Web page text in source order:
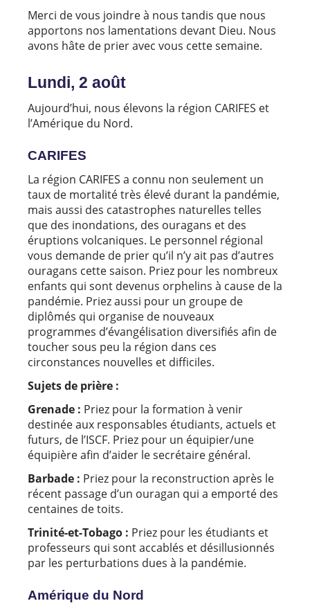
Merci de vous joindre à nous tandis que nous
apportons nos lamentations devant Dieu. Nous
avons hâte de prier avec vous cette semaine.
Lundi, 2 août
Aujourd’hui, nous élevons la région CARIFES et
l’Amérique du Nord.
CARIFES
La région CARIFES a connu non seulement un
taux de mortalité très élevé durant la pandémie,
mais aussi des catastrophes naturelles telles
que des inondations, des ouragans et des
éruptions volcaniques. Le personnel régional
vous demande de prier qu’il n’y ait pas d’autres
ouragans cette saison. Priez pour les nombreux
enfants qui sont devenus orphelins à cause de la
pandémie. Priez aussi pour un groupe de
diplômés qui organise de nouveaux
programmes d’évangélisation diversifiés afin de
toucher sous peu la région dans ces
circonstances nouvelles et difficiles.
Sujets de prière :
Grenade : Priez pour la formation à venir
destinée aux responsables étudiants, actuels et
futurs, de l’ISCF. Priez pour un équipier/une
équipière afin d’aider le secrétaire général.
Barbade : Priez pour la reconstruction après le
récent passage d’un ouragan qui a emporté des
centaines de toits.
Trinité-et-Tobago : Priez pour les étudiants et
professeurs qui sont accablés et désillusionnés
par les perturbations dues à la pandémie.
Amérique du Nord